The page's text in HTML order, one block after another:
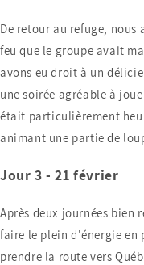
De retour au refuge,
feu que le groupe avait
avons eu droit à un
une soirée agréable à
était particulièrement
animant une partie de
Jour 3 - 21 février
Après deux journées bien
faire le plein d'énergie en
prendre la route vers